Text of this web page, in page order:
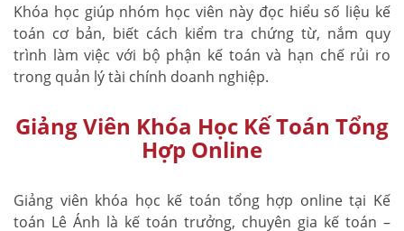
Khóa học giúp nhóm học viên này đọc hiểu số liệu kế
toán cơ bản, biết cách kiểm tra chứng từ, nắm quy
trình làm việc với bộ phận kế toán và hạn chế rủi ro
trong quản lý tài chính doanh nghiệp.
Giảng Viên Khóa Học Kế Toán Tổng
Hợp Online
Giảng viên khóa học kế toán tổng hợp online tại Kế
toán Lê Ánh là kế toán trưởng, chuyên gia kế toán –